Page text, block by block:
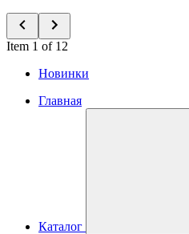
Item 1 of 12
Новинки
Главная
Каталог